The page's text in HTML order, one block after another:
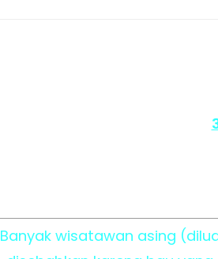
Banyak wisatawan asing